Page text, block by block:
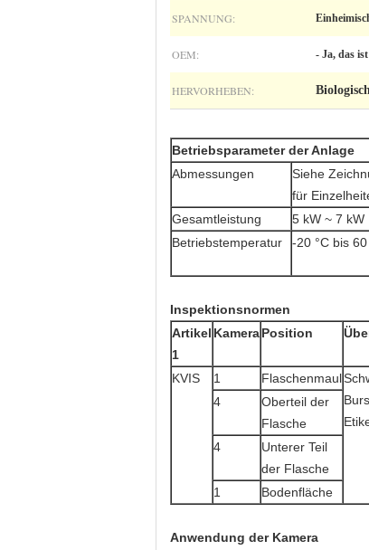
SPANNUNG:
OEM: - Ja, das ist
HERVORHEBEN:
Betriebsparameter der Anlage
Abmessungen
Siehe
für
Gesamtleistung 5 kW ~ 7 kW
Betriebstemperatur
-20 °C bis 60
Inspektionsnormen
Artikel
1
KameraPosition
KVIS 1 Flaschenmaul
4
Oberteil der
Flasche
4
Unterer Teil
der Flasche
1 Bodenfläche
Anwendung der Kamera